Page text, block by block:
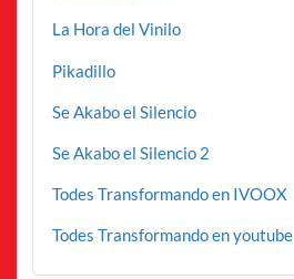
La Hora del Vinilo
Pikadillo
Se Akabo el Silencio
Se Akabo el Silencio 2
Todes Transformando en IVOOX
Todes Transformando en youtube